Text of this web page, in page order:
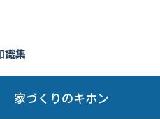
識集
家づくりのキホン